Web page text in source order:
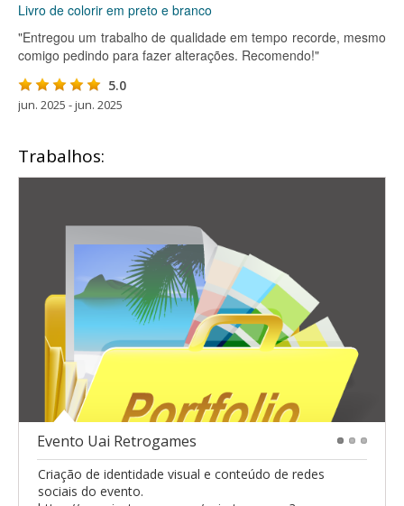
Livro de colorir em preto e branco
"Entregou um trabalho de qualidade em tempo recorde, mesmo
comigo pedindo para fazer alterações. Recomendo!"
5.0
jun. 2025 - jun. 2025
Trabalhos:
Evento Uai Retrogames
Criação de identidade visual e conteúdo de redes
sociais do evento.